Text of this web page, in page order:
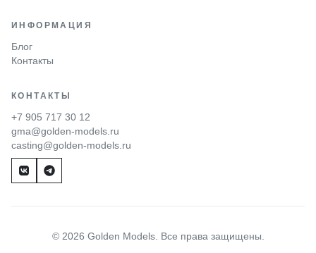
ИНФОРМАЦИЯ
Блог
Контакты
КОНТАКТЫ
+7 905 717 30 12
gma@golden-models.ru
casting@golden-models.ru
© 2026 Golden Models. Все права защищены.